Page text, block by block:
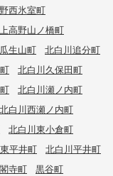
西氷室町
上高野山ノ橋町
生山町
北白川追分町
北白川久保田町
北白川瀬ノ内町
北白川西瀬ノ内町
北白川東小倉町
平井町
北白川平井町
寺町
黒谷町